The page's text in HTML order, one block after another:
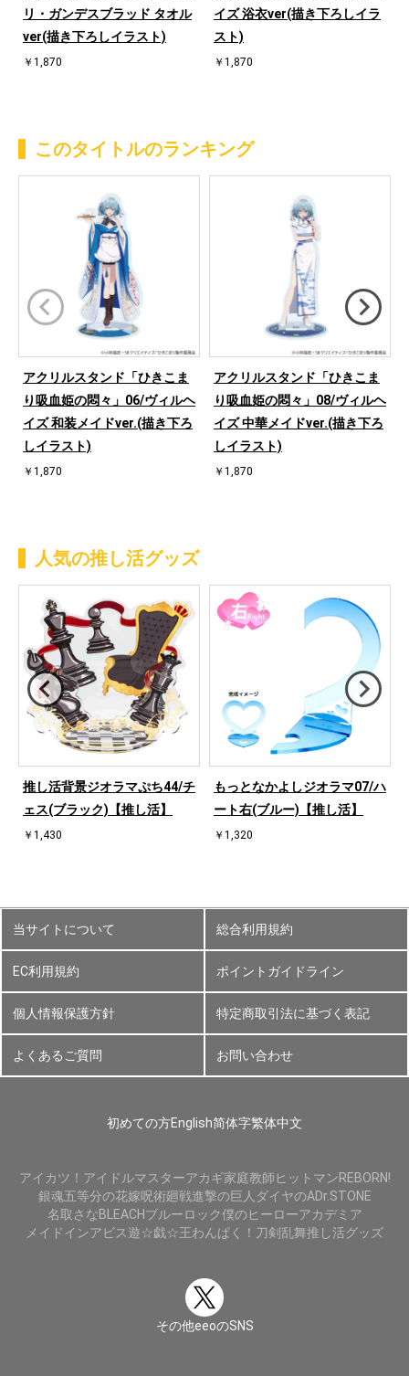
リ・ガンデスブラッド タオル
ver(描き下ろしイラスト)
￥1,870
イズ 浴衣ver(描き下ろしイラ
スト)
￥1,870
このタイトルのランキング
アクリルスタンド「ひきこま
り吸血姫の悶々」06/ヴィルヘ
イズ 和装メイドver.(描き下ろ
しイラスト)
￥1,870
アクリルスタンド「ひきこま
り吸血姫の悶々」08/ヴィルヘ
イズ 中華メイドver.(描き下ろ
しイラスト)
￥1,870
人気の推し活グッズ
推し活背景ジオラマぷち44/チ
ェス(ブラック)【推し活】
￥1,430
もっとなかよしジオラマ07/ハ
ート右(ブルー)【推し活】
￥1,320
当サイトについて 総合利用規約
EC利用規約 ポイントガイドライン
個人情報保護方針 特定商取引法に基づく表記
よくあるご質問 お問い合わせ
初めての方English简体字繁体中文
アイカツ！ アイドルマスターアカギ家庭教師ヒットマンREBORN!
銀魂五等分の花嫁呪術廻戦進撃の巨人 ダイヤのADr.STONE
名取さなBLEACHブルーロック僕のヒーローアカデミア
メイドインアビス遊☆戯☆王わんぱく！刀剣乱舞推し活グッズ
その他eeoのSNS